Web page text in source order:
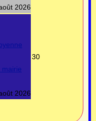
2026
mairie
2026
30